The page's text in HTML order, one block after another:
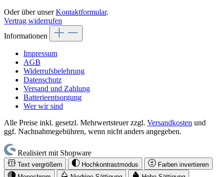
Oder über unserKontaktformular.
Vertrag widerrufen
Informationen
Impressum
AGB
Widerrufsbelehrung
Datenschutz
Versand und Zahlung
Batterieentsorgung
Wer wir sind
Alle Preise inkl. gesetzl. Mehrwertsteuer zzgl. Versandkosten und
ggf. Nachnahmegebühren, wenn nicht anders angegeben.
Realisiert mit Shopware
Text vergrößern Hochkontrastmodus
Farben invertieren